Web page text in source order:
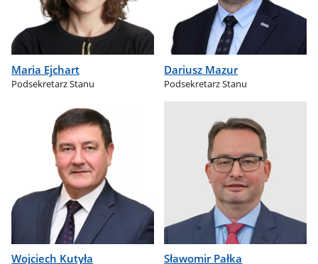
Maria Ejchart
Podsekretarz Stanu
Dariusz Mazur
Podsekretarz Stanu
Wojciech Kutyła Sławomir Pałka